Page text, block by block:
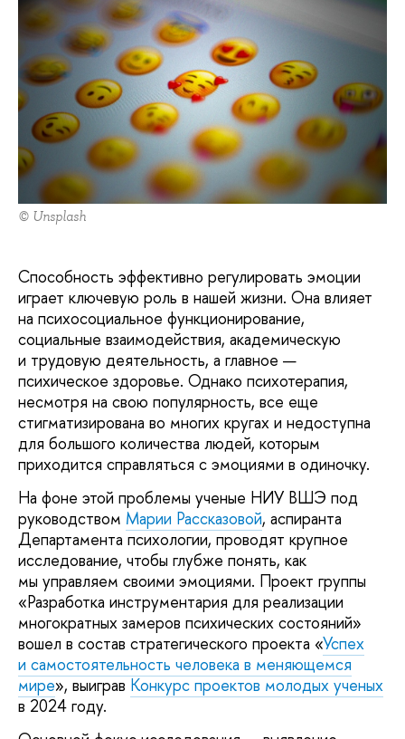
© Unsplash
Способность эффективно регулировать эмоции
играет ключевую роль в нашей жизни. Она влияет
на психосоциальное функционирование,
социальные взаимодействия, академическую
и трудовую деятельность, а главное —
психическое здоровье. Однако психотерапия,
несмотря на свою популярность, все еще
стигматизирована во многих кругах и недоступна
для большого количества людей, которым
приходится справляться с эмоциями в одиночку.
На фоне этой проблемы ученые НИУ ВШЭ под
руководством Марии Рассказовой, аспиранта
Департамента психологии, проводят крупное
исследование, чтобы глубже понять, как
мы управляем своими эмоциями. Проект группы
«Разработка инструментария для реализации
многократных замеров психических состояний»
вошел в состав стратегического проекта «Успех
и самостоятельность человека в меняющемся
мире», выиграв Конкурс проектов молодых ученых
в 2024 году.